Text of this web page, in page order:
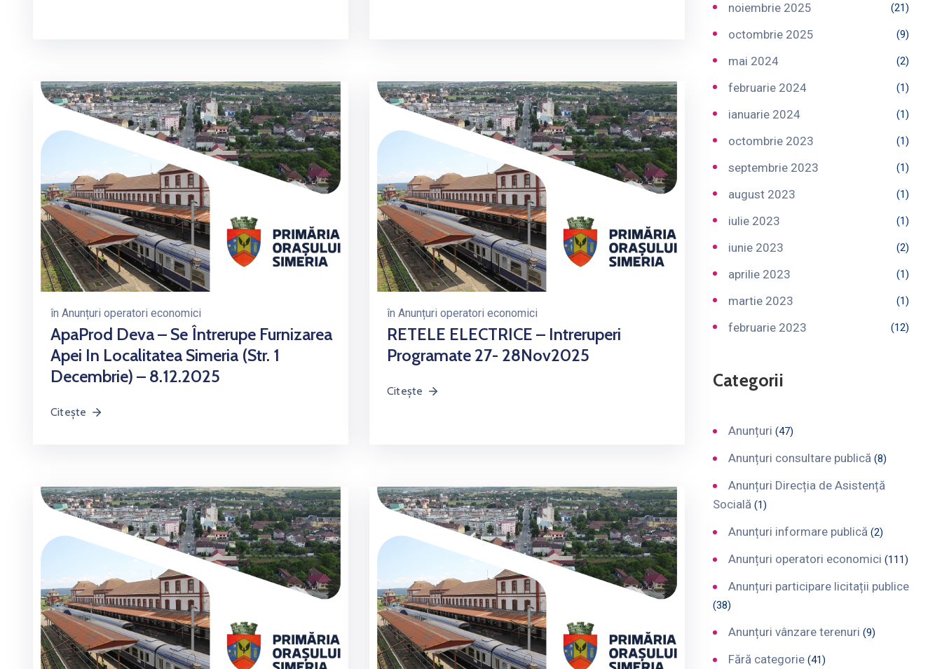
în Anunțuri operatori economici
ApaProd Deva – Se Întrerupe Furnizarea
Apei In Localitatea Simeria (str. 1
Decembrie) – 8.12.2025
Citește
în Anunțuri operatori economici
RETELE ELECTRICE – Intreruperi
Programate 27- 28Nov2025
Citește
noiembrie 2025 (21)
octombrie 2025 (9)
mai 2024 (2)
februarie 2024 (1)
ianuarie 2024 (1)
octombrie 2023 (1)
septembrie 2023 (1)
august 2023 (1)
iulie 2023 (1)
iunie 2023 (2)
aprilie 2023 (1)
martie 2023 (1)
februarie 2023 (12)
Categorii
Anunțuri (47)
Anunțuri consultare publică (8)
Anunțuri Direcția de Asistență
Socială (1)
Anunțuri informare publică (2)
Anunțuri operatori economici (111)
Anunțuri participare licitații publice
(38)
Anunțuri vânzare terenuri (9)
Fără categorie (41)